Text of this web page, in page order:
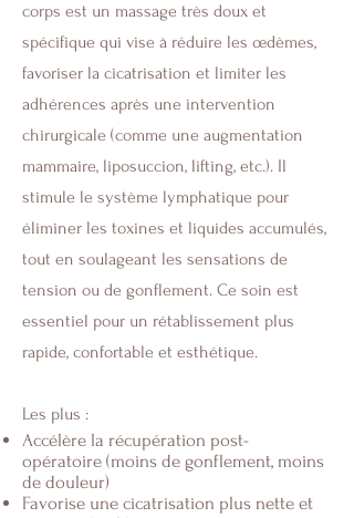
corps est un massage très doux et
spécifique qui vise à réduire les œdèmes,
favoriser la cicatrisation et limiter les
adhérences après une intervention
chirurgicale (comme une augmentation
mammaire, liposuccion, lifting, etc.). Il
stimule le système lymphatique pour
éliminer les toxines et liquides accumulés,
tout en soulageant les sensations de
tension ou de gonflement. Ce soin est
essentiel pour un rétablissement plus
rapide, confortable et esthétique.
Les plus :
Accélère la récupération post-
opératoire (moins de gonflement, moins
de douleur)
Favorise une cicatrisation plus nette et